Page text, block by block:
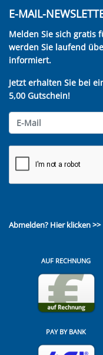
E-MAIL-
Melden Sie sich gratis
werden Sie laufend
informiert.
Jetzt erhalten Sie bei
5,00 Gutschein!
Abmelden? Hier klicken >>
AUF RECHNUNG
PAY BY BANK